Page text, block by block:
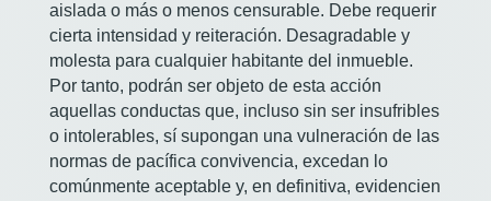
aislada o más o menos censurable. Debe requerir
cierta intensidad y reiteración. Desagradable y
molesta para cualquier habitante del inmueble.
Por tanto, podrán ser objeto de esta acción
aquellas conductas que, incluso sin ser insufribles
o intolerables, sí supongan una vulneración de las
normas de pacífica convivencia, excedan lo
comúnmente aceptable y, en definitiva, evidencien